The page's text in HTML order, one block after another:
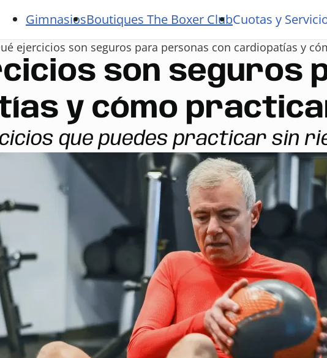
GimnasiosBoutiques The Boxer ClubCuotas y
ejercicios son seguros para personas con cardiopatías y
son seguros
y cómo
que puedes practicar sin